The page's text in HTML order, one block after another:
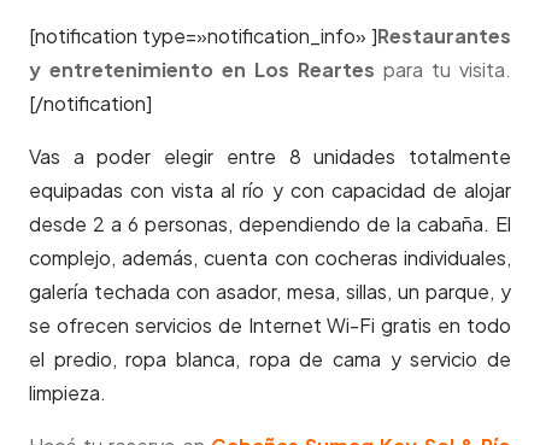
[notification type=»notification_info» ]Restaurantes
y entretenimiento en Los Reartes para tu visita.
[/notification]
Vas a poder elegir entre 8 unidades totalmente
equipadas con vista al río y con capacidad de alojar
desde 2 a 6 personas, dependiendo de la cabaña. El
complejo, además, cuenta con cocheras individuales,
galería techada con asador, mesa, sillas, un parque, y
se ofrecen servicios de Internet Wi-Fi gratis en todo
el predio, ropa blanca, ropa de cama y servicio de
limpieza.